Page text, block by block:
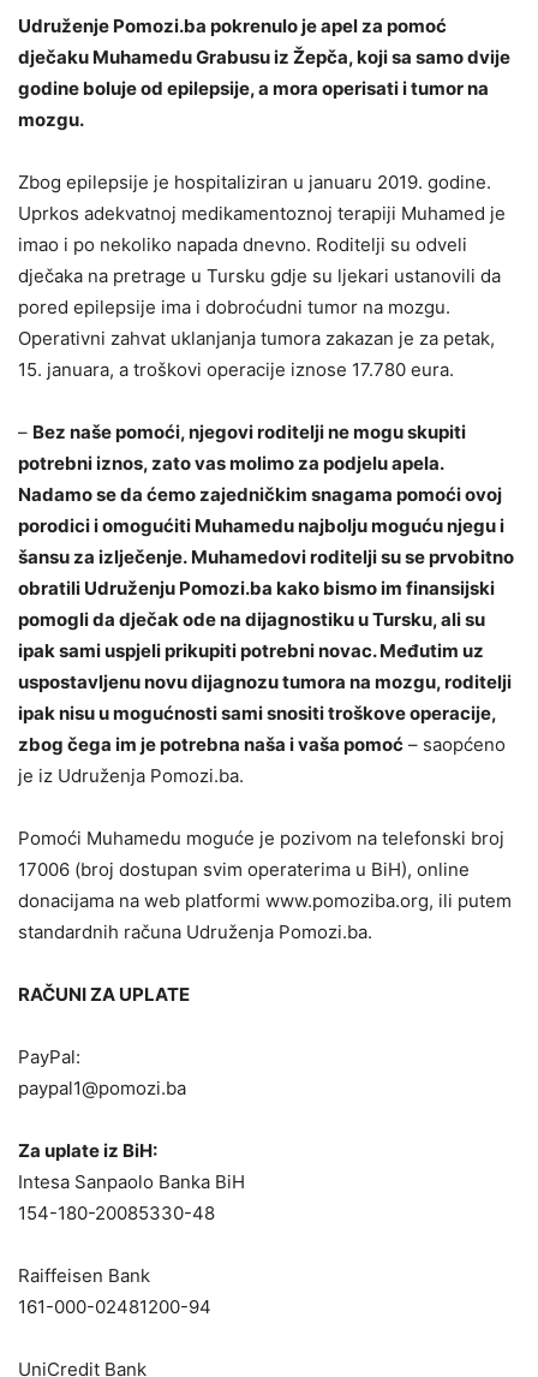
Udruženje Pomozi.ba pokrenulo je apel za pomoć
dječaku Muhamedu Grabusu iz Žepča, koji sa samo dvije
godine boluje od epilepsije, a mora operisati i tumor na
mozgu.
Zbog epilepsije je hospitaliziran u januaru 2019. godine.
Uprkos adekvatnoj medikamentoznoj terapiji Muhamed je
imao i po nekoliko napada dnevno. Roditelji su odveli
dječaka na pretrage u Tursku gdje su ljekari ustanovili da
pored epilepsije ima i dobroćudni tumor na mozgu.
Operativni zahvat uklanjanja tumora zakazan je za petak,
15. januara, a troškovi operacije iznose 17.780 eura.
– Bez naše pomoći, njegovi roditelji ne mogu skupiti
potrebni iznos, zato vas molimo za podjelu apela.
Nadamo se da ćemo zajedničkim snagama pomoći ovoj
porodici i omogućiti Muhamedu najbolju moguću njegu i
šansu za izlječenje. Muhamedovi roditelji su se prvobitno
obratili Udruženju Pomozi.ba kako bismo im finansijski
pomogli da dječak ode na dijagnostiku u Tursku, ali su
ipak sami uspjeli prikupiti potrebni novac. Međutim uz
uspostavljenu novu dijagnozu tumora na mozgu, roditelji
ipak nisu u mogućnosti sami snositi troškove operacije,
zbog čega im je potrebna naša i vaša pomoć – saopćeno
je iz Udruženja Pomozi.ba.
Pomoći Muhamedu moguće je pozivom na telefonski broj
17006 (broj dostupan svim operaterima u BiH), online
donacijama na web platformi www.pomoziba.org, ili putem
standardnih računa Udruženja Pomozi.ba.
RAČUNI ZA UPLATE
PayPal:
paypal1@pomozi.ba
Za uplate iz BiH:
Intesa Sanpaolo Banka BiH
154-180-20085330-48
Raiffeisen Bank
161-000-02481200-94
UniCredit Bank